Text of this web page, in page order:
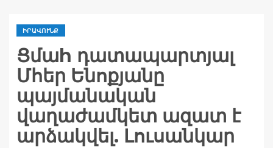
ԻՐԱՎՈՒՆՔ
Ցմաh դատապարտյալ
Մհեր Ենոքյանը
պայմանական
վաղաժամկետ ազատ է
արձակվել. Լուսանկար